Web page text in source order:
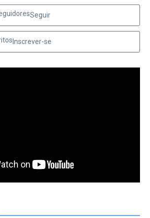
Seguir
Inscrever-se